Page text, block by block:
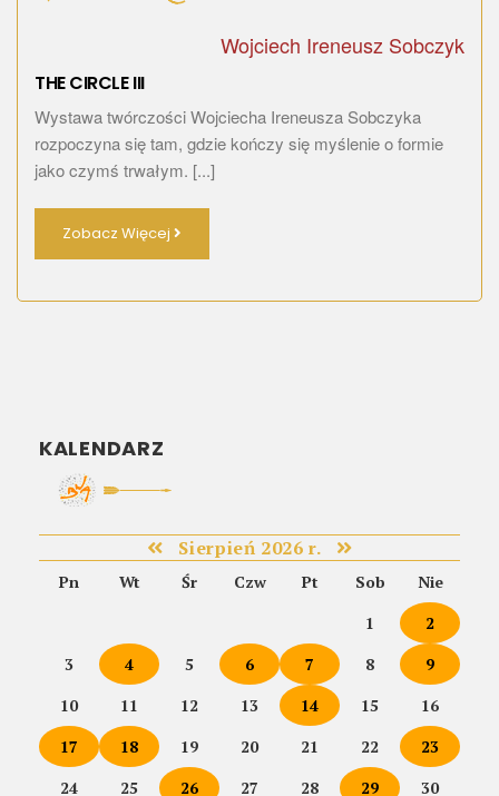
Wojciech Ireneusz Sobczyk
THE CIRCLE III
Wystawa twórczości Wojciecha Ireneusza Sobczyka
rozpoczyna się tam, gdzie kończy się myślenie o formie
jako czymś trwałym. [...]
Zobacz Więcej
KALENDARZ
Sierpień 2026 r.
Pn Wt Śr Czw Pt Sob
Nie
1
2
3
4 5 6 7 8
9
10
11 12 13 14 15
16
17
18 19 20 21 22
23
24
25 26 27 28 29 30